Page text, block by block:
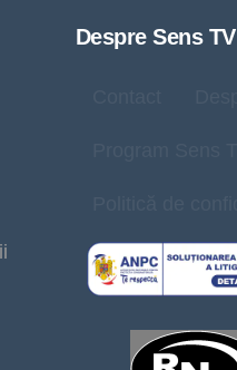
Despre Sens TV